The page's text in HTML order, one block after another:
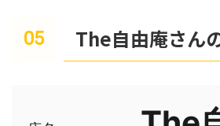
The自由庵さん